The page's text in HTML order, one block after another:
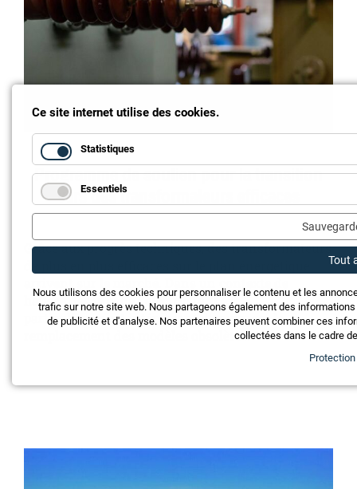
Programme de soutien pour la transition
vers des transformateurs efficaces
Grâce aux progrès techniques, des transformateurs
hausse des prix de l'électricité, il est
particulièrement intéressant d'envisager le
remplacement des modèles obsolètes.
Ce site internet utilise des cookies.
Statistiques
Essentiels
Tout
Nous utilisons des cookies pour personnaliser le contenu et les
trafic sur notre site web. Nous partageons également des
de publicité et d'analyse. Nos partenaires peuvent combiner ces
collectées dans le cadre